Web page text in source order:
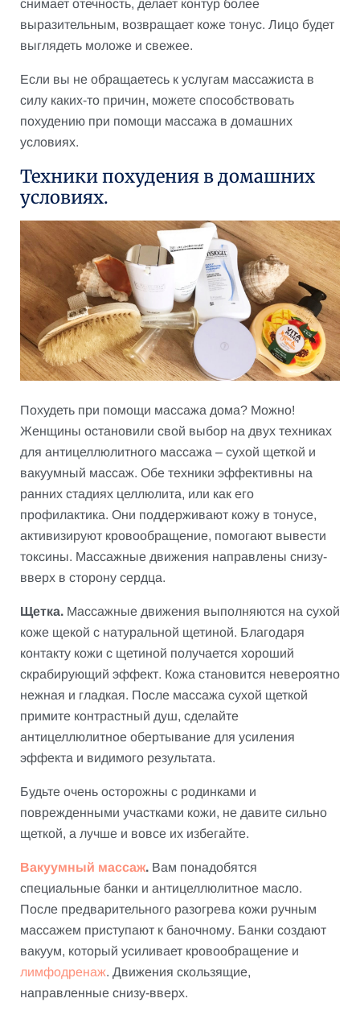
снимает отечность, делает контур более
выразительным, возвращает коже тонус. Лицо будет
выглядеть моложе и свежее.
Если вы не обращаетесь к услугам массажиста в
силу каких-то причин, можете способствовать
похудению при помощи массажа в домашних
условиях.
Техники похудения в домашних
условиях.
Похудеть при помощи массажа дома? Можно!
Женщины остановили свой выбор на двух техниках
для антицеллюлитного массажа – сухой щеткой и
вакуумный массаж. Обе техники эффективны на
ранних стадиях целлюлита, или как его
профилактика. Они поддерживают кожу в тонусе,
активизируют кровообращение, помогают вывести
токсины. Массажные движения направлены снизу-
вверх в сторону сердца.
Щетка. Массажные движения выполняются на сухой
коже щекой с натуральной щетиной. Благодаря
контакту кожи с щетиной получается хороший
скрабирующий эффект. Кожа становится невероятно
нежная и гладкая. После массажа сухой щеткой
примите контрастный душ, сделайте
антицеллюлитное обертывание для усиления
эффекта и видимого результата.
Будьте очень осторожны с родинками и
поврежденными участками кожи, не давите сильно
щеткой, а лучше и вовсе их избегайте.
Вакуумный массаж. Вам понадобятся
специальные банки и антицеллюлитное масло.
После предварительного разогрева кожи ручным
массажем приступают к баночному. Банки создают
вакуум, который усиливает кровообращение и
лимфодренаж. Движения скользящие,
направленные снизу-вверх.